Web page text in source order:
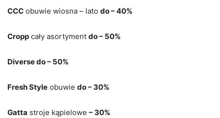
CCC obuwie wiosna – lato do – 40%
Cropp cały asortyment do – 50%
Diverse do – 50%
Fresh Style obuwie do – 30%
Gatta stroje kąpielowe – 30%